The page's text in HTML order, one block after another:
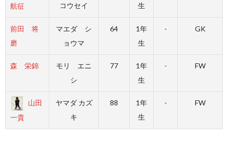
航征
コウセイ
生
前田 将
磨
マエダ シ
ョウマ
64
1年
生
- GK
森 栄錦
モリ エニ
シ
77
1年
生
- FW
山田
一貴
ヤマダ カズ
キ
88
1年
生
- FW